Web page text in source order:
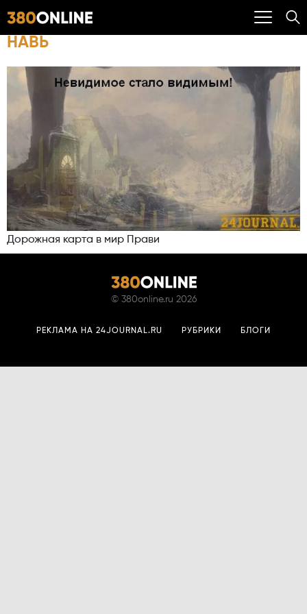
НАВЬ
Дорожная карта в мир Прави
© 380online.ru 2026
РЕКЛАМА НА 24JOURNAL.RU РУБРИКИ БЛОГИ